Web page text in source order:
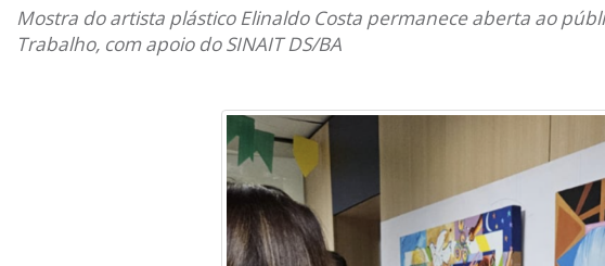
Mostra do artista plástico Elinaldo Costa permanece aberta ao
Trabalho, com apoio do SINAIT DS/BA